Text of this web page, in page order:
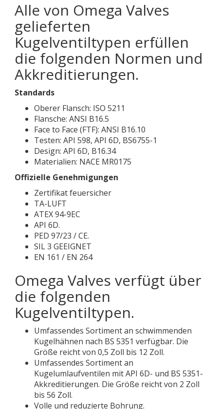
Alle von Omega Valves
gelieferten
Kugelventiltypen erfüllen
die folgenden Normen und
Akkreditierungen.
Standards
Oberer Flansch: ISO 5211
Flansche: ANSI B16.5
Face to Face (FTF): ANSI B16.10
Testen: API 598, API 6D, BS6755-1
Design: API 6D, B16.34
Materialien: NACE MR0175
Offizielle Genehmigungen
Zertifikat feuersicher
TA-LUFT
ATEX 94-9EC
API 6D.
PED 97/23 / CE.
SIL 3 GEEIGNET
EN 161 / EN 264
Omega Valves verfügt über
die folgenden
Kugelventiltypen.
Umfassendes Sortiment an schwimmenden
Kugelhähnen nach BS 5351 verfügbar. Die
Größe reicht von 0,5 Zoll bis 12 Zoll.
Umfassendes Sortiment an
Kugelumlaufventilen mit API 6D- und BS 5351-
Akkreditierungen. Die Größe reicht von 2 Zoll
bis 56 Zoll.
Volle und reduzierte Bohrung.